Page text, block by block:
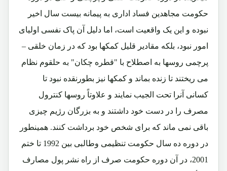
حکومت مجاهدین فساد اداری به پیمانه بیست سال اخیر
نبوده و این یک واقعیت است، اما دلیل آن پاک نفسی اولیای
امور نبود، بلکه مقادیر قلیل کمکها بود که در زمان خلقی –
پرچمی روسها به اصطلاح با "قطره چکان" به حلقوم نظام
می ریختند تا زنده بماند و کمکها نیز بطورنقده نبود تا
کسانی آنرا تحت الجیب نمایند و علاوتاً روسها کنترول
مصرف را در دست خود داشتند و به بزرگان رژیم چیزی
باقی نمی ماند که برای شخص خود برداشت کنند. همینطور
در دوره ده سال حکومت تنظیمی وطالبی بین 1992 تا ختم
2001، در آن دوره حکومت صرف از راه نشر پول مصارف